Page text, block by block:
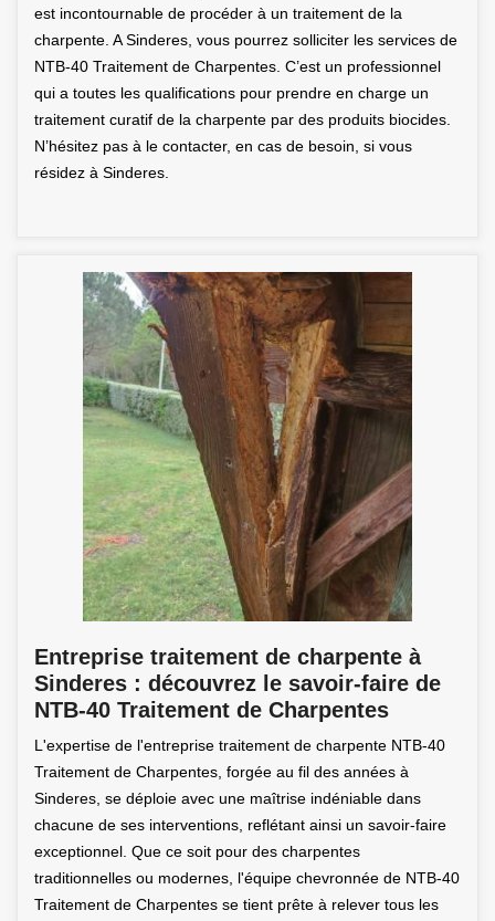
est incontournable de procéder à un traitement de la
charpente. A Sinderes, vous pourrez solliciter les services de
NTB-40 Traitement de Charpentes. C’est un professionnel
qui a toutes les qualifications pour prendre en charge un
traitement curatif de la charpente par des produits biocides.
N’hésitez pas à le contacter, en cas de besoin, si vous
résidez à Sinderes.
Entreprise traitement de charpente à
Sinderes : découvrez le savoir-faire de
NTB-40 Traitement de Charpentes
L'expertise de l'entreprise traitement de charpente NTB-40
Traitement de Charpentes, forgée au fil des années à
Sinderes, se déploie avec une maîtrise indéniable dans
chacune de ses interventions, reflétant ainsi un savoir-faire
exceptionnel. Que ce soit pour des charpentes
traditionnelles ou modernes, l'équipe chevronnée de NTB-40
Traitement de Charpentes se tient prête à relever tous les